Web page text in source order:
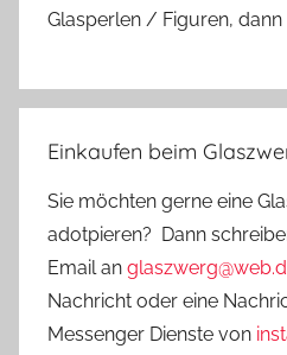
Glasperlen / Figuren,
Einkaufen beim
Sie möchten gerne eine
adotpieren? Dann
Email an
Nachricht oder eine
Messenger Dienste von